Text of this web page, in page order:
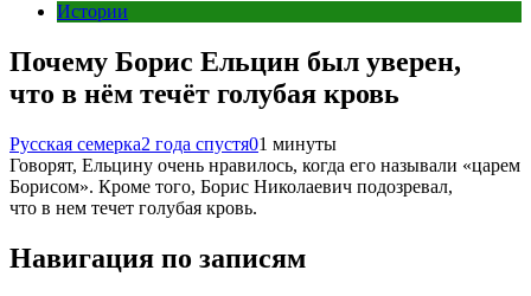
Истории
Почему Борис Ельцин был уверен,
что в нём течёт голубая кровь
Русская семерка2 года спустя01 минуты
Говорят, Ельцину очень нравилось, когда его называли «царем
Борисом». Кроме того, Борис Николаевич подозревал,
что в нем течет голубая кровь.
Навигация по записям